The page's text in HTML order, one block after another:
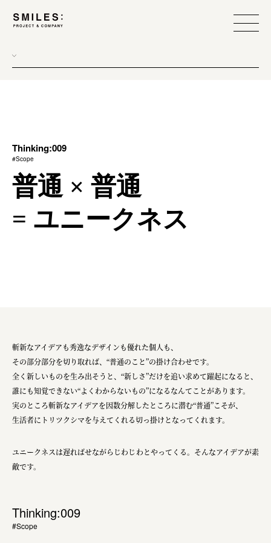
scope
process
team management
method
Thinking:009
#Scope
普通 × 普通
= ユニークネス
斬新なアイデアも秀逸なデザインも優れた個人も、
その部分部分を切り取れば、“普通のこと”の掛け合わせです。
全く新しいものを生み出そうと、“新しさ”だけを追い求めて躍起になると、
誰にも知覚できない“よくわからないもの”になるなんてことがあります。
実のところ斬新なアイデアを因数分解したところに潜む“普通”こそが、
生活者にトリツクシマを与えてくれる切っ掛けとなってくれます。
ユニークネスは遅ればせながらじわじわとやってくる。そんなアイデアが素
敵です。
Thinking:009
#Scope